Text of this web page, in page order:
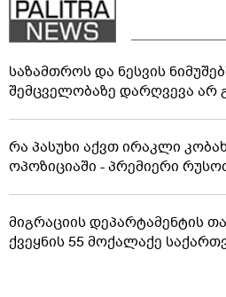
საზამთროს და ნესვის
შემცველობაზე დარღვევა არ
რა პასუხი აქვთ ირაკლი
ოპოზიციაში - პრემიერი
მიგრაციის დეპარტამენტის
ქვეყნის 55 მოქალაქე